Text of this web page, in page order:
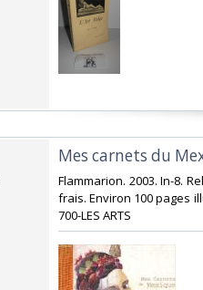
‎Mes carnets du
‎Flammarion. 2003. In-8.
frais. Environ 100 pages
700-LES ARTS‎